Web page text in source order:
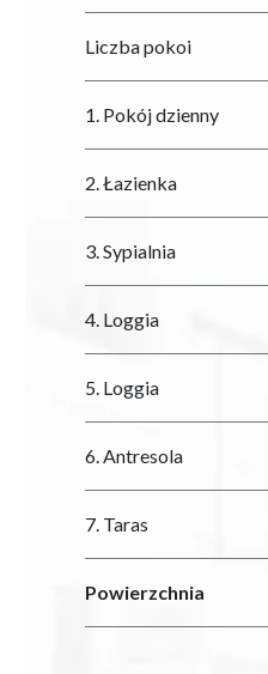
Liczba pokoi
1. Pokój dzienny
2. Łazienka
3. Sypialnia
4. Loggia
5. Loggia
6. Antresola
7. Taras
Powierzchnia